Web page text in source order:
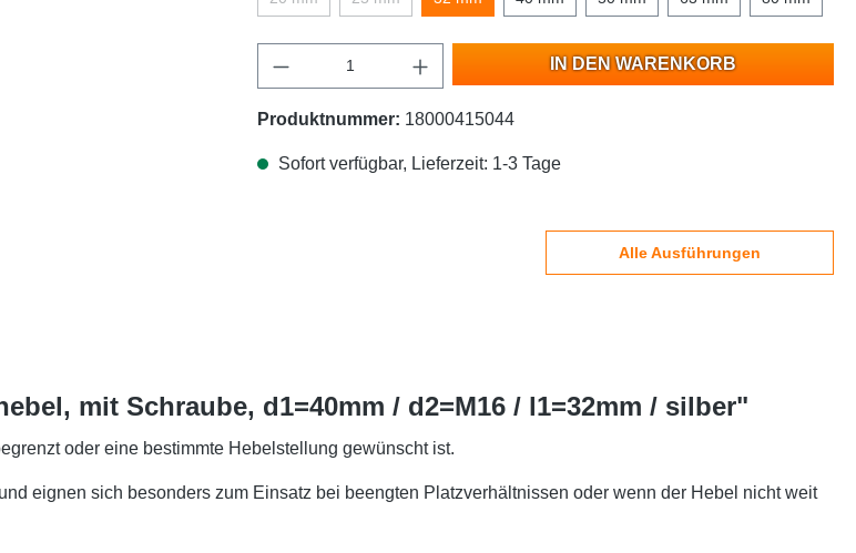
IN DEN WARENKORB
Produktnummer: 18000415044
Sofort verfügbar, Lieferzeit: 1-3 Tage
Alle Ausführungen
mit Schraube, d1=40mm / d2=M16 / l1=32mm / silber"
oder eine bestimmte Hebelstellung gewünscht ist.
eignen sich besonders zum Einsatz bei beengten Platzverhältnissen oder wenn der Hebel nicht weit